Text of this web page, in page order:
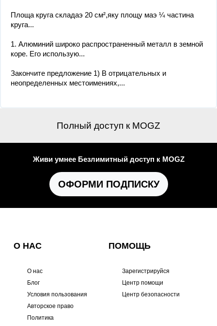
Площа круга складаэ 20 см²,яку площу маэ ¼ частина
круга...
1. Алюминий широко распространенный металл в земной
коре. Его использую...
Закончите предложение 1) В отрицательных и
неопределенных местоимениях,...
Полный доступ к MOGZ
Живи умнее Безлимитный доступ к MOGZ
ОФОРМИ ПОДПИСКУ
О НАС
О нас
Блог
Условия пользования
Авторское право
Политика
ПОМОЩЬ
Зарегистрируйся
Центр помощи
Центр безопасности